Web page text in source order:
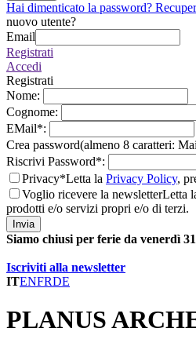
Hai dimenticato la password?
nuovo utente?
Email
Registrati
Accedi
Registrati
Nome:
Cognome:
EMail*:
Crea password(almeno 8 caratteri:
Riscrivi Password*:
Privacy*Letta la Privacy Policy,
Voglio ricevere la newsletterLetta
prodotti e/o servizi propri e/o di terzi.
Invia
Siamo chiusi per ferie da venerdì
Iscriviti alla newsletter
ITENFRDE
PLANUS